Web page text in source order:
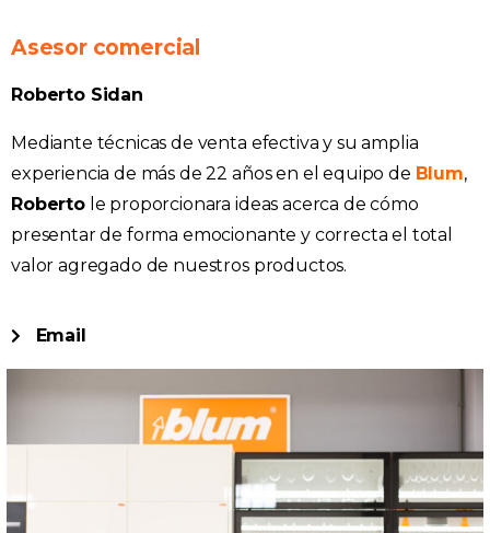
Asesor comercial
Roberto Sidan
Mediante técnicas de venta efectiva y su amplia
experiencia de más de 22 años en el equipo de Blum,
Robertole proporcionara ideas acerca de cómo
presentar de forma emocionante y correcta el total
valor agregado de nuestros productos.
Email